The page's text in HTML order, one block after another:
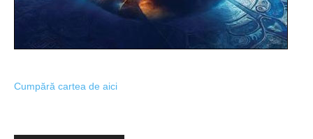
Cumpără cartea de aici